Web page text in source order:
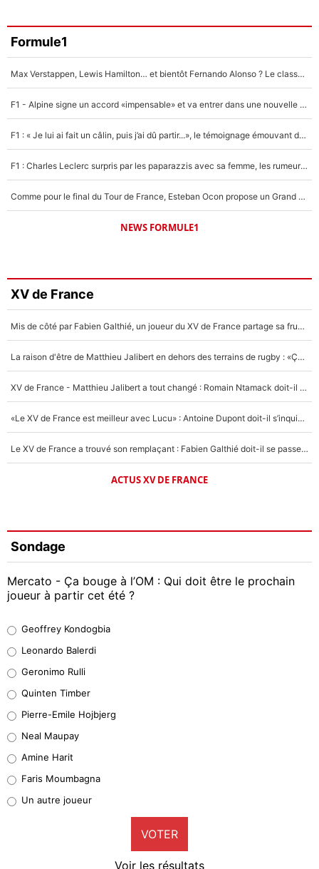
Formule1
Max Verstappen, Lewis Hamilton… et bientôt Fernando Alonso ? Le classement des pilotes les mieux payés en Formule 1 risque de changer !
F1 - Alpine signe un accord «impensable» et va entrer dans une nouvelle dimension : Grande nouvelle pour Pierre Gasly !
F1 : « Je lui ai fait un câlin, puis j’ai dû partir...», le témoignage émouvant de Max Verstappen sur sa fille
F1 : Charles Leclerc surpris par les paparazzis avec sa femme, les rumeurs étaient vraies !
Comme pour le final du Tour de France, Esteban Ocon propose un Grand Prix de Formule 1 à Paris : «Autour de l’Arc de Triomphe, ce serait génial» !
NEWS FORMULE1
XV de France
Mis de côté par Fabien Galthié, un joueur du XV de France partage sa frustration : «ils ne me l’ont pas dit tout de suite»
La raison d'être de Matthieu Jalibert en dehors des terrains de rugby : «Ça m'atteint autant que si tu touches à un membre de ma famille»
XV de France - Matthieu Jalibert a tout changé : Romain Ntamack doit-il s’inquiéter pour sa place à un an de la Coupe du monde ?
«Le XV de France est meilleur avec Lucu» : Antoine Dupont doit-il s’inquiéter pour sa place ?
Le XV de France a trouvé son remplaçant : Fabien Galthié doit-il se passer d'Antoine Dupont ?
ACTUS XV DE FRANCE
Sondage
Mercato - Ça bouge à l’OM : Qui doit être le prochain
joueur à partir cet été ?
38%
32%
5%
1%
9%
Geoffrey Kondogbia
Leonardo Balerdi
Geronimo Rulli
Quinten Timber
Pierre-Emile Hojbjerg
Neal Maupay
Amine Harit
Faris Moumbagna
Un autre joueur
VOTER
Voir les résultats